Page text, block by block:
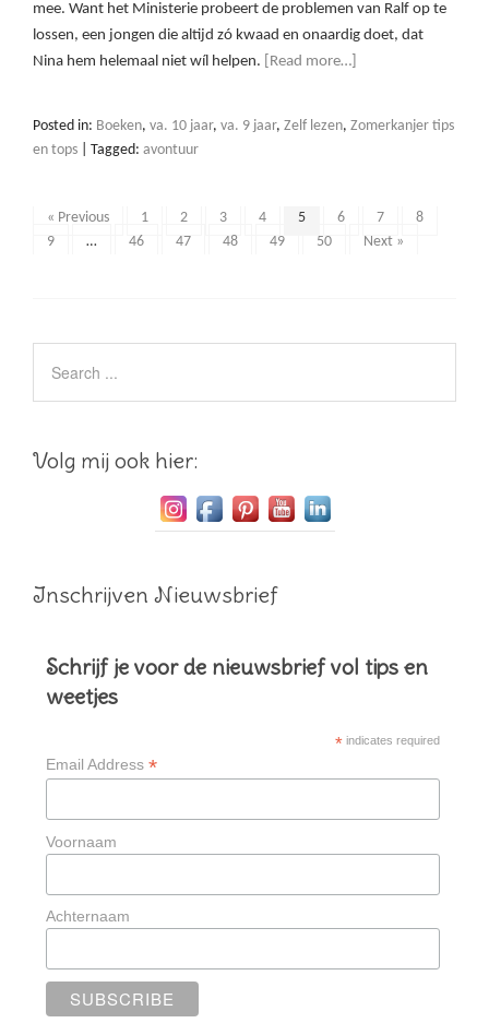
mee. Want het Ministerie probeert de problemen van Ralf op te
lossen, een jongen die altijd zó kwaad en onaardig doet, dat
Nina hem helemaal niet wíl helpen.
[Read more…]
Posted in: Boeken, va. 10 jaar, va. 9 jaar, Zelf lezen, Zomerkanjer tips
en tops
Tagged: avontuur
« Previous 1 2 3 4 5 6 7
8
9
… 46 47 48 49 50 Next »
Volg mij ook hier:
Inschrijven Nieuwsbrief
Schrijf je voor de nieuwsbrief vol tips en
weetjes
*indicates required
Email Address *
Voornaam
Achternaam